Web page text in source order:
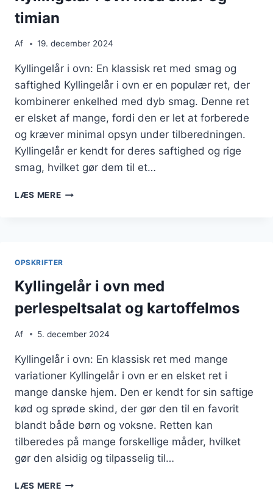
timian
Af 19. december 2024
Kyllingelår i ovn: En klassisk ret med smag og
saftighed Kyllingelår i ovn er en populær ret, der
kombinerer enkelhed med dyb smag. Denne ret
er elsket af mange, fordi den er let at forberede
og kræver minimal opsyn under tilberedningen.
Kyllingelår er kendt for deres saftighed og rige
smag, hvilket gør dem til et…
LÆS MEREKYLLINGELÅR
OPSKRIFTER
Kyllingelår i ovn med
perlespeltsalat og kartoffelmos
Af 5. december 2024
Kyllingelår i ovn: En klassisk ret med mange
variationer Kyllingelår i ovn er en elsket ret i
mange danske hjem. Den er kendt for sin saftige
kød og sprøde skind, der gør den til en favorit
blandt både børn og voksne. Retten kan
tilberedes på mange forskellige måder, hvilket
gør den alsidig og tilpasselig til…
LÆS MEREKYLLINGELÅR